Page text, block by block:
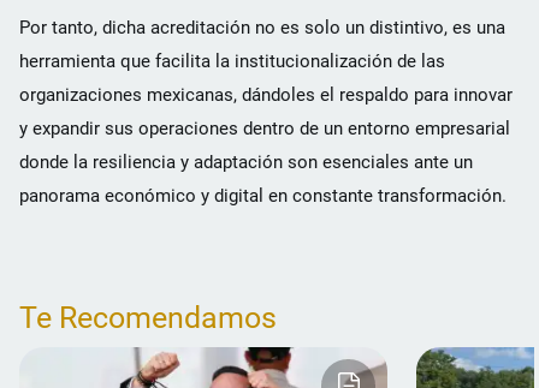
Por tanto, dicha acreditación no es solo un distintivo, es una
herramienta que facilita la institucionalización de las
organizaciones mexicanas, dándoles el respaldo para innovar
y expandir sus operaciones dentro de un entorno empresarial
donde la resiliencia y adaptación son esenciales ante un
panorama económico y digital en constante transformación.
Te Recomendamos